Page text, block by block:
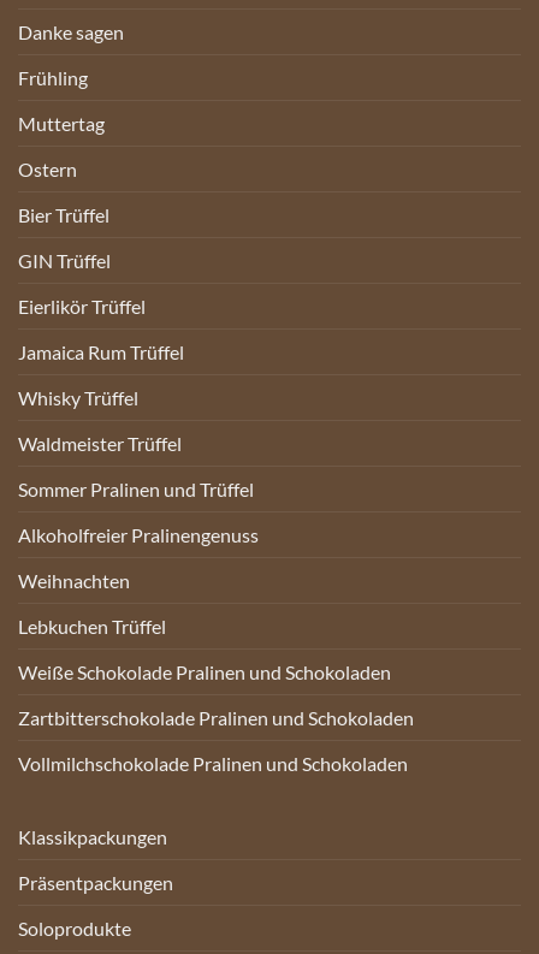
Danke sagen
Frühling
Muttertag
Ostern
Bier Trüffel
GIN Trüffel
Eierlikör Trüffel
Jamaica Rum Trüffel
Whisky Trüffel
Waldmeister Trüffel
Sommer Pralinen und Trüffel
Alkoholfreier Pralinengenuss
Weihnachten
Lebkuchen Trüffel
Weiße Schokolade Pralinen und Schokoladen
Zartbitterschokolade Pralinen und Schokoladen
Vollmilchschokolade Pralinen und Schokoladen
Klassikpackungen
Präsentpackungen
Soloprodukte